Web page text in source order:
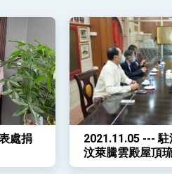
年談話 盼面對未來挑戰 堅持團結
片
利桑納州設立「駐鳳凰城辦事處」
處捐
2021.11.05 ---
汶萊騰雲殿屋頂
及製氧機